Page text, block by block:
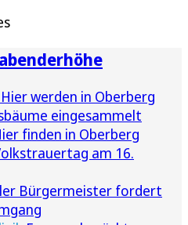
Hier werden in Oberberg
eingesammelt
finden in Oberberg
am 16.
Bürgermeister fordert